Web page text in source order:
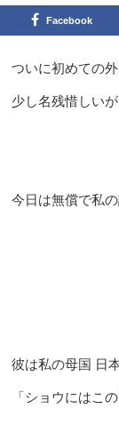
Facebook
ついに初めての
少し名残惜しい
今日は無償で私
彼は私の母国 日
「ショウにはこ